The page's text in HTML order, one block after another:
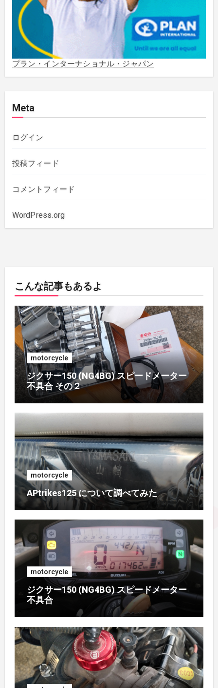
2022年1月
2021年5月 (3)
2021年3月 (1)
2020年11月
2020年10月
2019年12月
2019年11月
2019年10月
2018年5月
2018年4月 (1)
2017年7月 (2)
2017年4月 (1)
2017年3月
2017年2月
2017年1月 (1)
2016年10月 (1)
2016年9月 (3)
2016年8月 (2)
2016年7月 (1)
2016年6月 (3)
2016年5月 (4)
2016年4月 (2)
2015年11月 (2)
2015年9月 (3)
プラン・インターナショナル・ジャパン
Meta
ログイン
投稿フィード
コメントフィード
WordPress.org
こんな記事もあるよ
motorcycle
ジクサー150 (NG4BG) スピードメーター
不具合 その２
motorcycle
APtrikes125 について調べてみた
motorcycle
ジクサー150 (NG4BG) スピードメーター
不具合